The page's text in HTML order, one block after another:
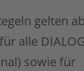
gelten
alle
sowie für